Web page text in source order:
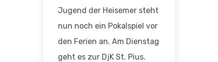
Jugend der Heisemer steht
nun noch ein Pokalspiel vor
den Ferien an. Am Dienstag
geht es zur DjK St. Pius.